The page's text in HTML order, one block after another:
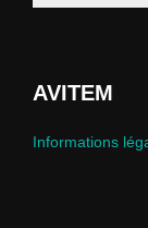
AVITEM
Informations